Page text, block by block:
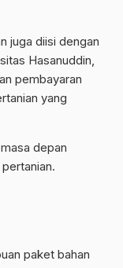
juga diisi dengan
Hasanuddin,
pembayaran
yang
depan
paket bahan